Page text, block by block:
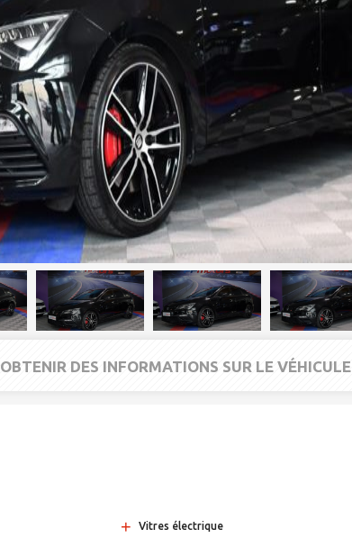
OBTENIR DES INFORMATIONS SUR LE VÉHICULE
+ Vitres électrique